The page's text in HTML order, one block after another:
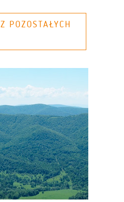
POZOSTAŁYCH